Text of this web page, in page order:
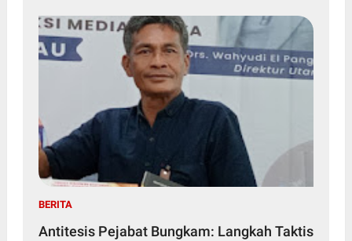
BERITA
Antitesis Pejabat Bungkam: Langkah Taktis